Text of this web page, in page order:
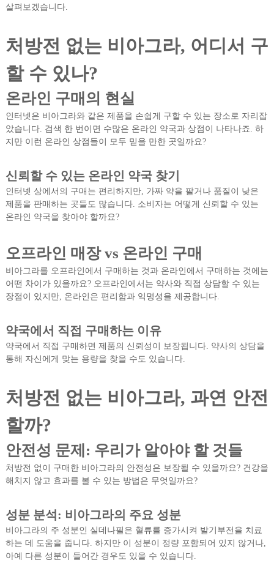
살펴보겠습니다.
처방전 없는 비아그라, 어디서 구
할 수 있나?
온라인 구매의 현실
인터넷은 비아그라와 같은 제품을 손쉽게 구할 수 있는 장소로 자리잡
았습니다. 검색 한 번이면 수많은 온라인 약국과 상점이 나타나죠. 하
지만 이런 온라인 상점들이 모두 믿을 만한 곳일까요?
신뢰할 수 있는 온라인 약국 찾기
인터넷 상에서의 구매는 편리하지만, 가짜 약을 팔거나 품질이 낮은
제품을 판매하는 곳들도 많습니다. 소비자는 어떻게 신뢰할 수 있는
온라인 약국을 찾아야 할까요?
오프라인 매장 vs 온라인 구매
비아그라를 오프라인에서 구매하는 것과 온라인에서 구매하는 것에는
어떤 차이가 있을까요? 오프라인에서는 약사와 직접 상담할 수 있는
장점이 있지만, 온라인은 편리함과 익명성을 제공합니다.
약국에서 직접 구매하는 이유
약국에서 직접 구매하면 제품의 신뢰성이 보장됩니다. 약사의 상담을
통해 자신에게 맞는 용량을 찾을 수도 있습니다.
처방전 없는 비아그라, 과연 안전
할까?
안전성 문제: 우리가 알아야 할 것들
처방전 없이 구매한 비아그라의 안전성은 보장될 수 있을까요? 건강을
해치지 않고 효과를 볼 수 있는 방법은 무엇일까요?
성분 분석: 비아그라의 주요 성분
비아그라의 주 성분인 실데나필은 혈류를 증가시켜 발기부전을 치료
하는 데 도움을 줍니다. 하지만 이 성분이 정량 포함되어 있지 않거나,
아예 다른 성분이 들어간 경우도 있을 수 있습니다.